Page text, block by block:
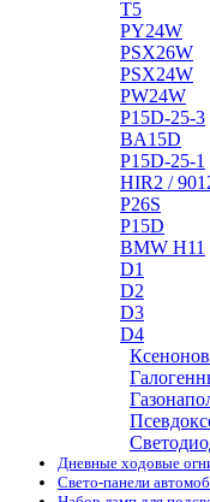
T5
PY24W
PSX26W
PSX24W
PW24W
P15D-25-3
BA15D
P15D-25-1
HIR2 /
P26S
P15D
BMW H11
D1
D2
D3
D4
Дневные ходовые
Свето-панели